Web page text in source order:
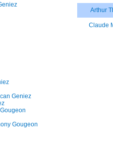
Geniez
Gougeon
Arthur
Claude